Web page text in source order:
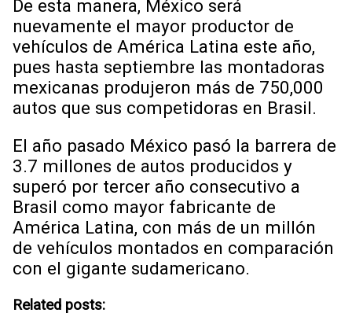
De esta manera, México será
nuevamente el mayor productor de
vehículos de América Latina este año,
pues hasta septiembre las montadoras
mexicanas produjeron más de 750,000
autos que sus competidoras en Brasil.
El año pasado México pasó la barrera de
3.7 millones de autos producidos y
superó por tercer año consecutivo a
Brasil como mayor fabricante de
América Latina, con más de un millón
de vehículos montados en comparación
con el gigante sudamericano.
Related posts: